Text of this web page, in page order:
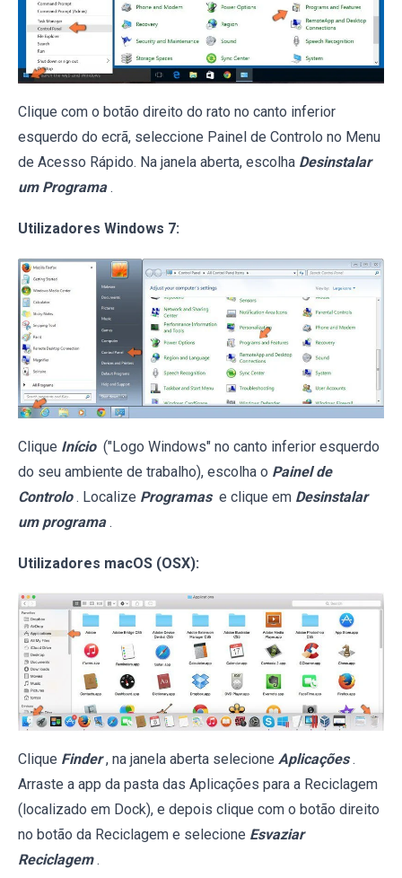
Clique com o botão direito do rato no canto inferior
esquerdo do ecrã, seleccione Painel de Controlo no Menu
de Acesso Rápido. Na janela aberta, escolha Desinstalar
um Programa .
Utilizadores Windows 7:
Clique Início ("Logo Windows" no canto inferior esquerdo
do seu ambiente de trabalho), escolha o Painel de
Controlo . Localize Programas e clique em Desinstalar
um programa .
Utilizadores macOS (OSX):
Clique Finder , na janela aberta selecione Aplicações .
Arraste a app da pasta das Aplicações para a Reciclagem
(localizado em Dock), e depois clique com o botão direito
no botão da Reciclagem e selecione Esvaziar
Reciclagem .